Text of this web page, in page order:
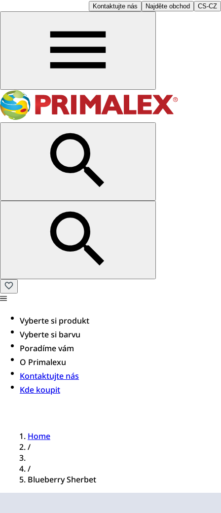
Kontaktujte nás Najděte obchod CS-CZ
Vyberte si produkt
Vyberte si barvu
Poradíme vám​
O Primalexu
Kontaktujte nás
Kde koupit
Home
/
/
Blueberry Sherbet